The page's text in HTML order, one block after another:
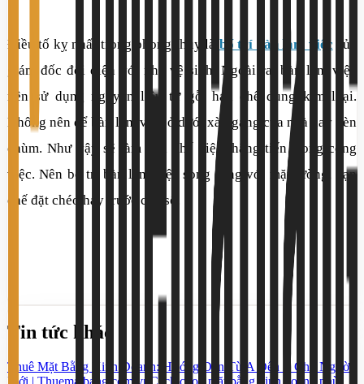
Điều tố kỵ nhất trong phong thủy là bố trí bàn làm việc của
giám đốc đối diện với nhà vệ sinh. Ngoài ra, bàn làm việc
nên sử dụng nguyên liệu từ gỗ, hạn chế dùng kim loại.
Không nên để bàn làm việc ở dưới xà ngang của nhà hay đèn
chùm. Như vậy sẽ làm hạn chế việc thăng tiến trong công
việc. Nên bố trí bàn làm việc song song với mặt tường, hạn
chế đặt chéo hay trước cửa sổ.
Tin tức khác
Thuê Mặt Bằng Kinh Doanh: Hướng Dẫn Từ A Đến Z Cho Người